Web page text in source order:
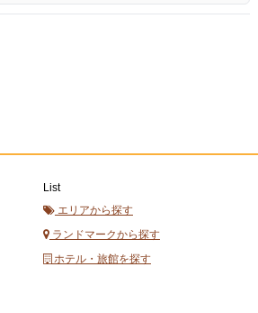
List
エリアから探す
ランドマークから探す
ホテル・旅館を探す